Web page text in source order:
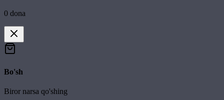
0 dona
Bo'sh
Biror narsa qo'shing